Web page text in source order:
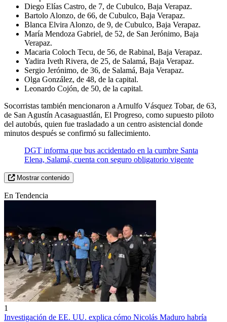
Diego Elías Castro, de 7, de Cubulco, Baja Verapaz.
Bartolo Alonzo, de 66, de Cubulco, Baja Verapaz.
Blanca Elvira Alonzo, de 9, de Cubulco, Baja Verapaz.
María Mendoza Gabriel, de 52, de San Jerónimo, Baja
Verapaz.
Macaria Coloch Tecu, de 56, de Rabinal, Baja Verapaz.
Yadira Iveth Rivera, de 25, de Salamá, Baja Verapaz.
Sergio Jerónimo, de 36, de Salamá, Baja Verapaz.
Olga González, de 48, de la capital.
Leonardo Cojón, de 50, de la capital.
Socorristas también mencionaron a Arnulfo Vásquez Tobar, de 63,
de San Agustín Acasaguastlán, El Progreso, como supuesto piloto
del autobús, quien fue trasladado a un centro asistencial donde
minutos después se confirmó su fallecimiento.
DGT informa que bus accidentado en la cumbre Santa
Elena, Salamá, cuenta con seguro obligatorio vigente
Mostrar contenido
En Tendencia
1
Investigación de EE. UU. explica cómo Nicolás Maduro habría